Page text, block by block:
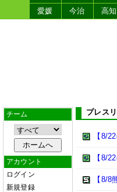
愛媛
今治 高知
チーム
アカウント
ログイン
新規登録
プレス
【8/
【8/
【8/